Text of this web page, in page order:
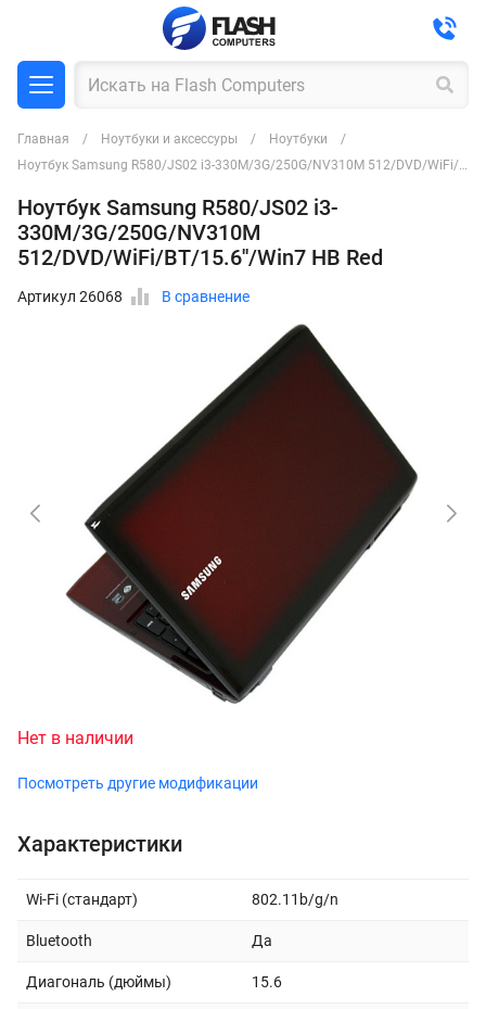
Главная Ноутбуки и аксессуры
Ноутбуки
Ноутбук Samsung R580/JS02 i3-330M/3G/250G/NV310M 512/DVD/WiFi/BT/15.6''/Win7 HB Red
Ноутбук Samsung R580/JS02 i3-
330M/3G/250G/NV310M
512/DVD/WiFi/BT/15.6''/Win7 HB Red
Артикул 26068 В сравнение
Нет в наличии
Посмотреть другие модификации
Характеристики
Wi-Fi (стандарт) 802.11b/g/n
Bluetooth Да
Диагональ (дюймы) 15.6